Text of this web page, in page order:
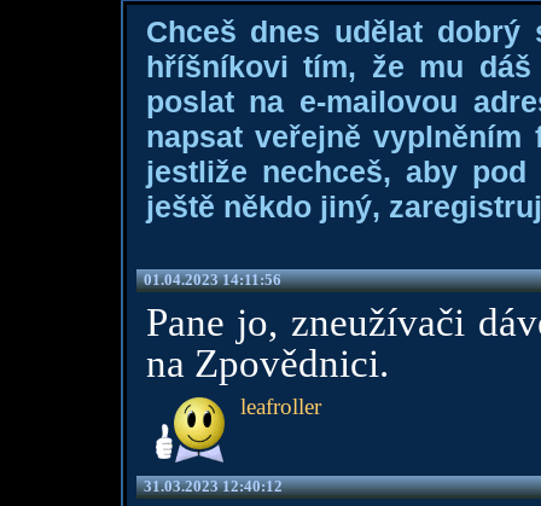
Chceš dnes udělat dobrý
hříšníkovi tím, že mu
poslat na e-mailovou
napsat veřejně
jestliže nechceš, aby
ještě někdo jiný,
01.04.2023 14:11:56
Pane jo, zneužívači
na Zpovědnici.
leafroller
31.03.2023 12:40:12